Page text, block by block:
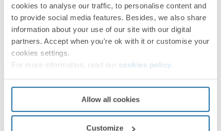
cookies to analyse our traffic, to personalise content and
to provide social media features. Besides, we also share
information about your use of our site with our digital
partners. Accept when you're ok with it or customise your
cookies settings.
For more information, read our cookies policy
Allow all cookies
Customize